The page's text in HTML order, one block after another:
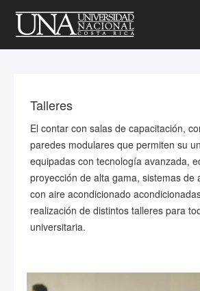
Talleres
El contar con salas de capacitación,
paredes modulares que permiten su
equipadas con tecnología avanzada,
proyección de alta gama, sistemas de
con aire acondicionado
realización de distintos talleres para
universitaria.